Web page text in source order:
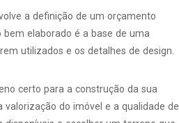
a definição de um orçamento
elaborado é a base de uma
utilizados e os detalhes de design.
certo para a construção da sua
do imóvel e a qualidade de